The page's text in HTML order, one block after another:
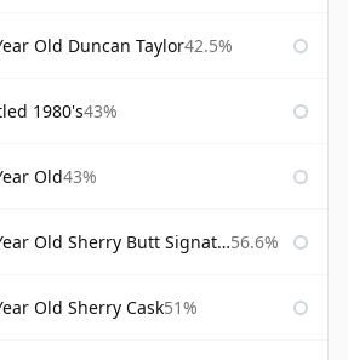
Old Duncan Taylor42.5%
1980's43%
Old43%
Old Sherry Butt Signatory 56.6%
Old Sherry Cask51%